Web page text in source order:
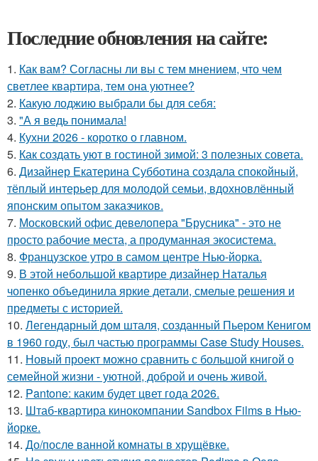
Последние обновления на сайте:
1. Как вам? Согласны ли вы с тем мнением, что чем
светлее квартира, тем она уютнее?
2. Какую лоджию выбрали бы для себя:
3. "А я ведь понимала!
4. Кухни 2026 - коротко о главном.
5. Как создать уют в гостиной зимой: 3 полезных совета.
6. Дизайнер Екатерина Субботина создала спокойный,
тёплый интерьер для молодой семьи, вдохновлённый
японским опытом заказчиков.
7. Московский офис девелопера "Брусника" - это не
просто рабочие места, а продуманная экосистема.
8. Французское утро в самом центре Нью-йорка.
9. В этой небольшой квартире дизайнер Наталья
чопенко объединила яркие детали, смелые решения и
предметы с историей.
10. Легендарный дом шталя, созданный Пьером Кенигом
в 1960 году, был частью программы Case Study Houses.
11. Новый проект можно сравнить с большой книгой о
семейной жизни - уютной, доброй и очень живой.
12. Pantone: каким будет цвет года 2026.
13. Штаб-квартира кинокомпании Sandbox Films в Нью-
йорке.
14. До/после ванной комнаты в хрущёвке.